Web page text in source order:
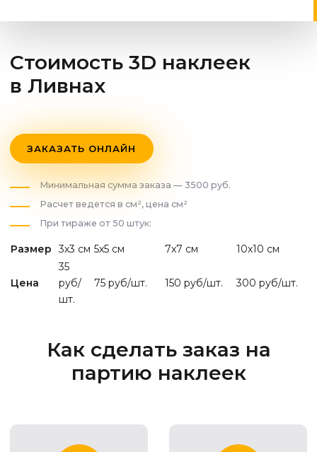
Стоимость 3D наклеек
в Ливнах
ЗАКАЗАТЬ ОНЛАЙН
Минимальная сумма заказа — 3500 руб.
Расчет ведется в см², цена см²
При тираже от 50 штук:
Размер 3х3 см 5х5 см 7х7 см 10х10 см
Цена
35
руб/
шт.
75 руб/шт. 150 руб/шт. 300 руб/шт.
Как сделать заказ на
партию наклеек